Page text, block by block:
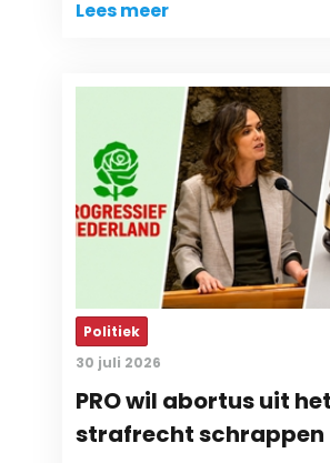
Lees meer
Politiek
30 juli 2026
PRO wil abortus uit het
strafrecht schrappen